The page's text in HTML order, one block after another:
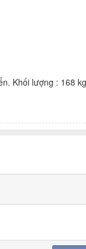
Khối lượng : 168 kg